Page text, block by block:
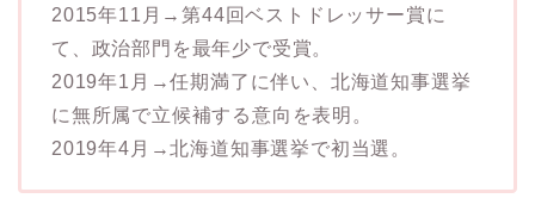
2015年11月→第44回ベストドレッサー賞に
て、政治部門を最年少で受賞。
2019年1月→任期満了に伴い、北海道知事選挙
に無所属で立候補する意向を表明。
2019年4月→北海道知事選挙で初当選。